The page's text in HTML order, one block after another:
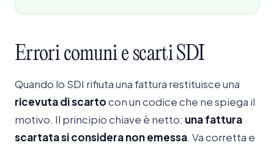
Errori comunie scartiSDI
Quando lo SDI rifiuta una fattura restituisce una
ricevuta di scartocon un codice che ne spiega il
motivo. Il principio chiave è netto: una fattura
scartata si considera non emessa. Va corretta e